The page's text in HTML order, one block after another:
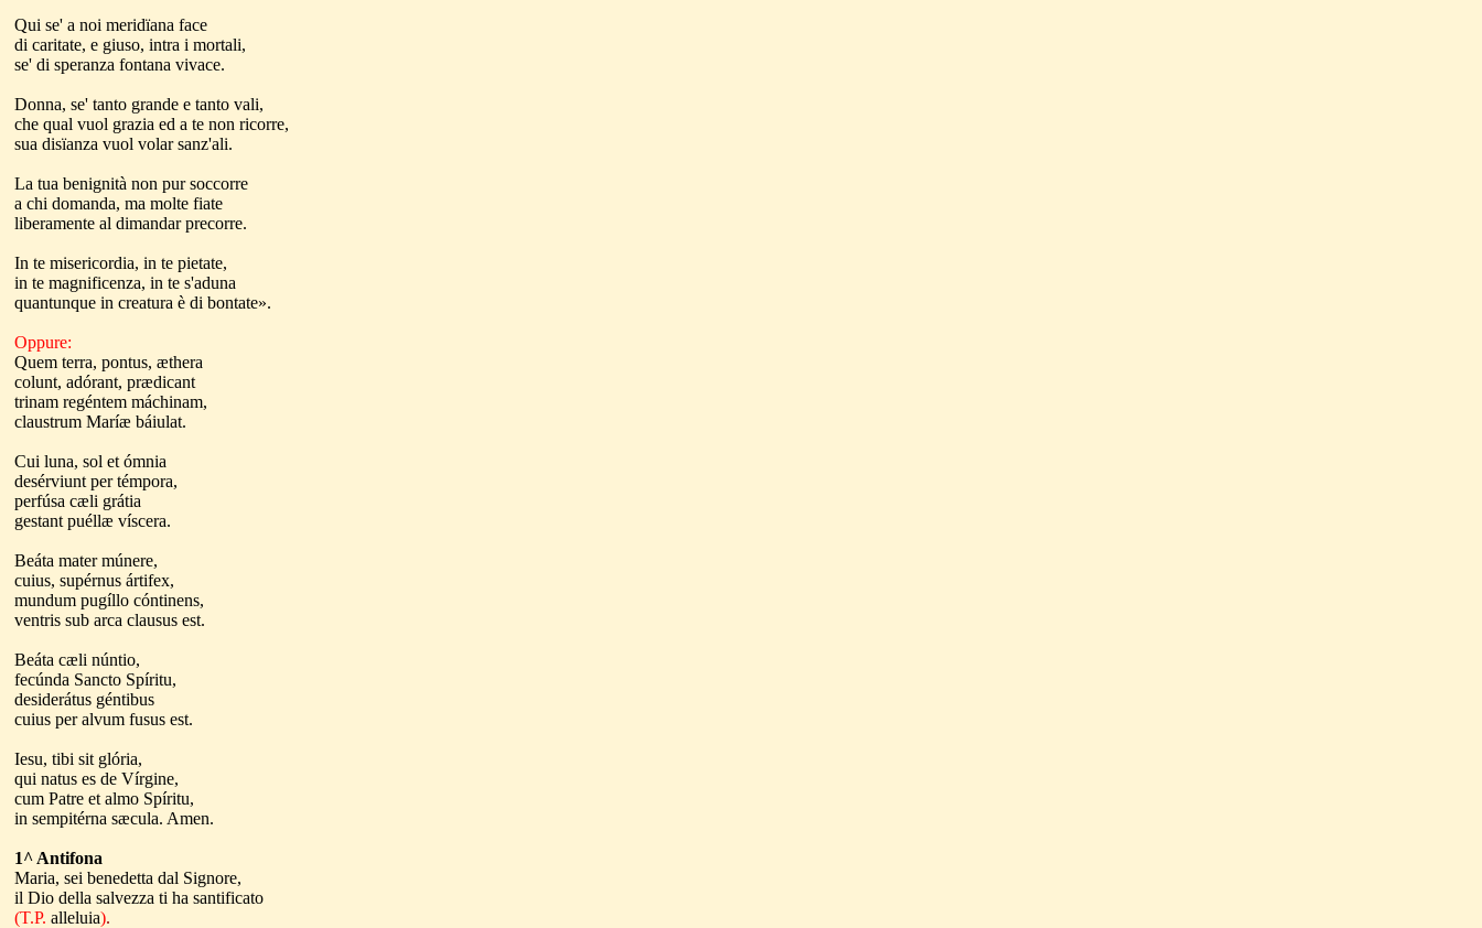
Qui se' a noi meridïana face
di caritate, e giuso, intra i mortali,
se' di speranza fontana vivace.
Donna, se' tanto grande e tanto vali,
che qual vuol grazia ed a te non ricorre,
sua disïanza vuol volar sanz'ali.
La tua benignità non pur soccorre
a chi domanda, ma molte fiate
liberamente al dimandar precorre.
In te misericordia, in te pietate,
in te magnificenza, in te s'aduna
quantunque in creatura è di bontate».
Oppure:
Quem terra, pontus, æthera
colunt, adórant, prædicant
trinam regéntem máchinam,
claustrum Maríæ báiulat.
Cui luna, sol et ómnia
desérviunt per témpora,
perfúsa cæli grátia
gestant puéllæ víscera.
Beáta mater múnere,
cuius, supérnus ártifex,
mundum pugíllo cóntinens,
ventris sub arca clausus est.
Beáta cæli núntio,
fecúnda Sancto Spíritu,
desiderátus géntibus
cuius per alvum fusus est.
Iesu, tibi sit glória,
qui natus es de Vírgine,
cum Patre et almo Spíritu,
in sempitérna sæcula. Amen.
1^ Antifona
Maria, sei benedetta dal Signore,
il Dio della salvezza ti ha santificato
(T.P. alleluia).